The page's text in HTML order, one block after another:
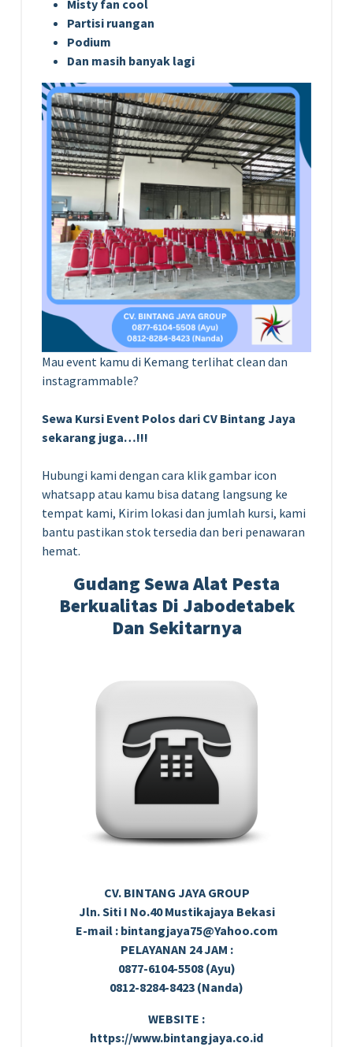
Misty fan cool
Partisi ruangan
Podium
Dan masih banyak lagi
Mau event kamu di Kemang terlihat clean dan
instagrammable?
Sewa Kursi Event Polos dari CV Bintang Jaya
sekarang juga…!!!
Hubungi kami dengan cara klik gambar icon
whatsapp atau kamu bisa datang langsung ke
tempat kami, Kirim lokasi dan jumlah kursi, kami
bantu pastikan stok tersedia dan beri penawaran
hemat.
Gudang Sewa Alat Pesta
Berkualitas Di Jabodetabek
Dan Sekitarnya
CV. BINTANG JAYA GROUP
Jln. Siti I No.40 Mustikajaya Bekasi
E-mail : bintangjaya75@Yahoo.com
PELAYANAN 24 JAM :
0877-6104-5508 (Ayu)
0812-8284-8423 (Nanda)
WEBSITE :
https://www.bintangjaya.co.id